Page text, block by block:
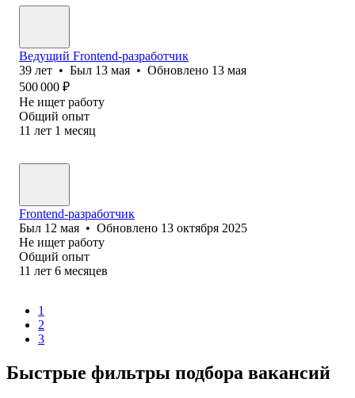
Ведущий Frontend-разработчик
39 лет • Был 13 мая • Обновлено 13 мая
500 000 ₽
Не ищет работу
Общий опыт
11 лет 1 месяц
Frontend-разработчик
Был 12 мая • Обновлено 13 октября 2025
Не ищет работу
Общий опыт
11 лет 6 месяцев
1
2
3
Быстрые фильтры подбора вакансий